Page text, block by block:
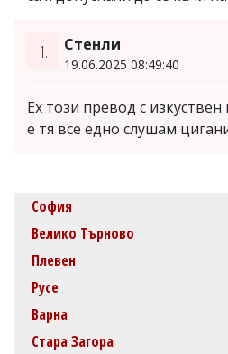
1. Стенли
19.06.2025 08:49:40
Ех този превод с
е тя все едно слушам
София
Велико Търново
Плевен
Русе
Варна
Стара Загора